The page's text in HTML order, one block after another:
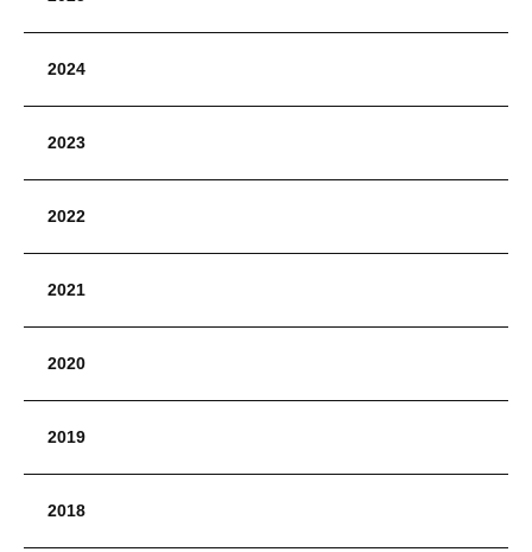
2024
2023
2022
2021
2020
2019
2018